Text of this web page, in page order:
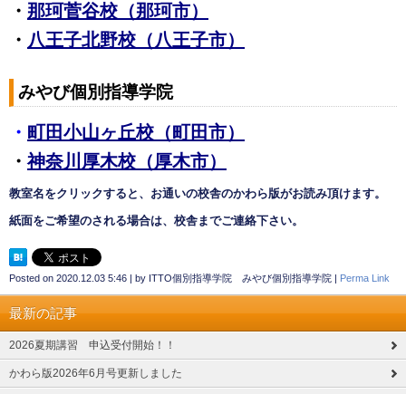
・ 那珂菅谷校（那珂市）
・ 八王子北野校（八王子市）
みやび個別指導学院
・ 町田小山ヶ丘校（町田市）
・神奈川厚木校（厚木市）
教室名をクリックすると、お通いの校舎のかわら版がお読み頂けます。
紙面をご希望のされる場合は、校舎までご連絡下さい。
Posted on 2020.12.03 5:46 | by ITTO個別指導学院 みやび個別指導学院 | Perma Link
最新の記事
2026夏期講習 申込受付開始！！
かわら版2026年6月号更新しました